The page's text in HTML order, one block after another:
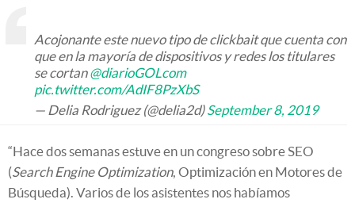
Acojonante este nuevo tipo de clickbait que cuenta con
que en la mayoría de dispositivos y redes los titulares
se cortan@diarioGOLcom
pic.twitter.com/AdIF8PzXbS
— Delia Rodriguez (@delia2d)September 8, 2019
“Hace dos semanas estuve en un congreso sobre SEO
(Search Engine Optimization, Optimización en Motores de
Búsqueda). Varios de los asistentes nos habíamos